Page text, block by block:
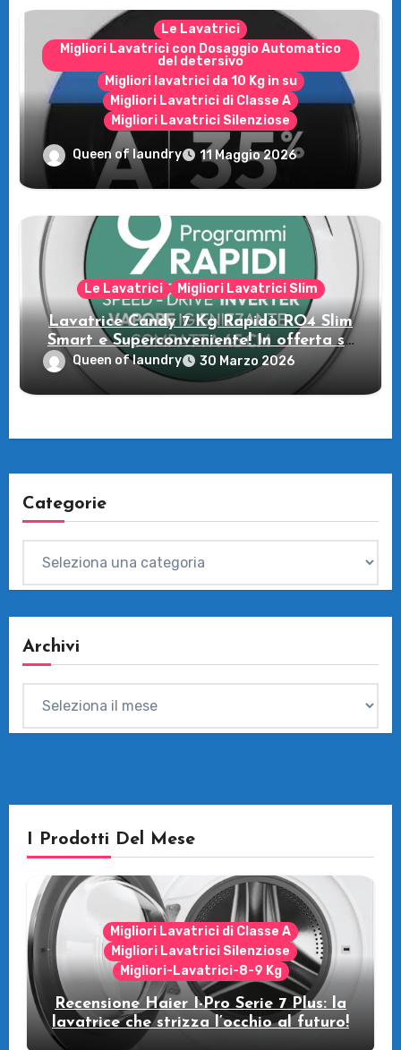
Le Lavatrici
Migliori Lavatrici con Dosaggio Automatico
del detersivo
Migliori lavatrici da 10 Kg in su
Migliori Lavatrici di Classe A
Migliori Lavatrici Silenziose
Recensione della Lavatrice Candy
MultiWash: Innovazione e flessibilità a
casa tua!
Queen of laundry 11 Maggio 2026
Le Lavatrici Migliori Lavatrici Slim
Lavatrice Candy 7 Kg Rapidò RO4 Slim
Smart e Superconveniente! In offerta su
Amazon
Queen of laundry 30 Marzo 2026
Categorie
Archivi
I Prodotti Del Mese
Migliori Lavatrici di Classe A
Migliori Lavatrici Silenziose
Migliori-Lavatrici-8-9 Kg
Recensione Haier I-Pro Serie 7 Plus: la
lavatrice che strizza l’occhio al futuro!